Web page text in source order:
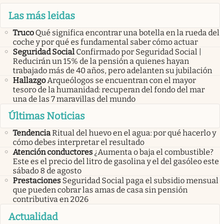
Las más leidas
Truco Qué significa encontrar una botella en la rueda del
coche y por qué es fundamental saber cómo actuar
Seguridad Social Confirmado por Seguridad Social |
Reducirán un 15% de la pensión a quienes hayan
trabajado más de 40 años, pero adelanten su jubilación
HallazgoArqueólogos se encuentran con el mayor
tesoro de la humanidad: recuperan del fondo del mar
una de las 7 maravillas del mundo
Últimas Noticias
TendenciaRitual del huevo en el agua: por qué hacerlo y
cómo debes interpretar el resultado
Atención conductores¿Aumenta o baja el combustible?
Este es el precio del litro de gasolina y el del gasóleo este
sábado 8 de agosto
Prestaciones Seguridad Social paga el subsidio mensual
que pueden cobrar las amas de casa sin pensión
contributiva en 2026
Actualidad